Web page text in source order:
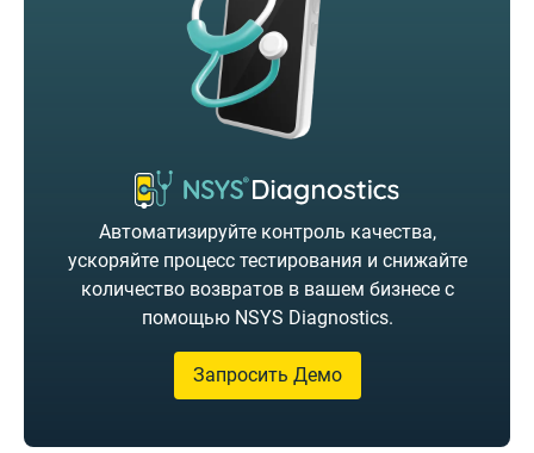
Автоматизируйте контроль качества,
ускоряйте процесс тестирования и снижайте
количество возвратов в вашем бизнесе с
помощью NSYS Diagnostics.
Запросить Демо